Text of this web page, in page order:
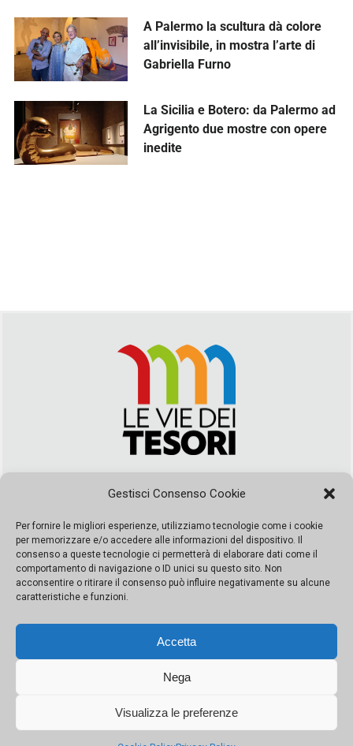
Gestisci Consenso Cookie
Per fornire le migliori esperienze, utilizziamo tecnologie come i cookie
per memorizzare e/o accedere alle informazioni del dispositivo. Il
consenso a queste tecnologie ci permetterà di elaborare dati come il
comportamento di navigazione o ID unici su questo sito. Non
acconsentire o ritirare il consenso può influire negativamente su alcune
caratteristiche e funzioni.
Accetta
Nega
Visualizza le preferenze
A Palermo la scultura dà colore
all’invisibile, in mostra l’arte di
Gabriella Furno
La Sicilia e Botero: da Palermo ad
Agrigento due mostre con opere
inedite
segreteria@leviedeitesori.it
Direttore ResponsabileMarcello Barbaro – Aut. del tribunale di
Palermo n. 19 del 2017 iscrizione al roc numero 37003 Editore
Porta Felice Srl. Sede legale: Via Libertà 93 – 90143 Palermo
Società iscritta alla Camera di Commercio di Palermo Ufficio
065228208251 Capitale 10000 euro IV
© Copyright Porta Felice | Le Vie dei Tesori. Tutti i diritti riservati |Privacy Policy